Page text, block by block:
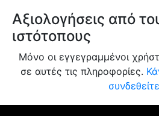
Αξιολογήσεις από
ιστότοπους
Μόνο οι εγγεγραμμένοι
σε αυτές τις πληροφορίες.